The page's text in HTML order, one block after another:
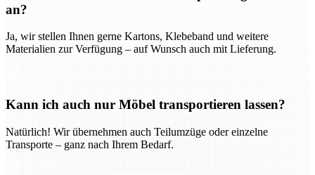
an?
Ja, wir stellen Ihnen gerne Kartons, Klebeband und weitere
Materialien zur Verfügung – auf Wunsch auch mit Lieferung.
Kann ich auch nur Möbel transportieren lassen?
Natürlich! Wir übernehmen auch Teilumzüge oder einzelne
Transporte – ganz nach Ihrem Bedarf.